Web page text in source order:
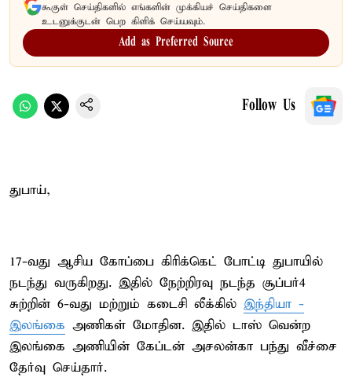
கூகுள் செய்திகளில் எங்களின் முக்கியச் செய்திகளை
உடனுக்குடன் பெற கிளிக் செய்யவும்.
Add as Preferred Source
Follow Us
துபாய்,
17-வது ஆசிய கோப்பை கிரிக்கெட் போட்டி துபாயில்
நடந்து வருகிறது. இதில் நேற்றிரவு நடந்த சூப்பர்4
சுற்றின் 6-வது மற்றும் கடைசி லீக்கில் இந்தியா -
இலங்கை அணிகள் மோதின. இதில் டாஸ் வென்ற
இலங்கை அணியின் கேப்டன் அசலன்கா பந்து வீச்சை
தேர்வு செய்தார்.